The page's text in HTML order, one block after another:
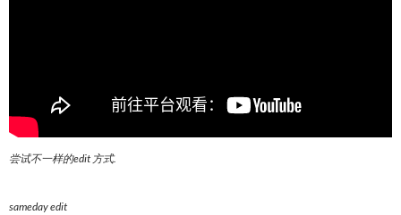
尝试不一样的edit 方式.
sameday edit